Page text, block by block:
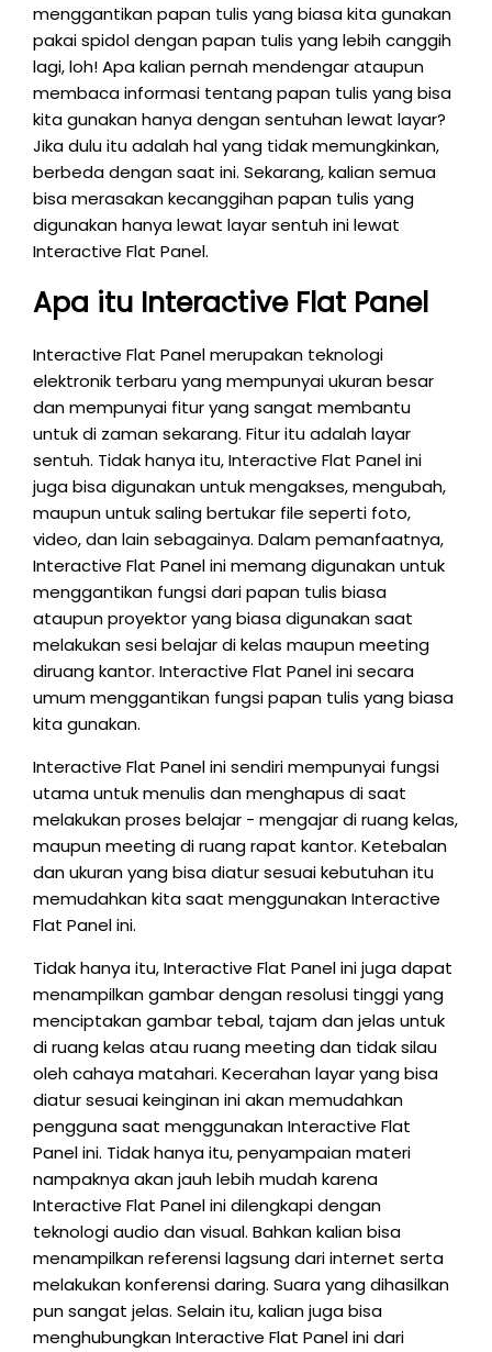
menggantikan papan tulis yang biasa kita gunakan
pakai spidol dengan papan tulis yang lebih canggih
lagi, loh! Apa kalian pernah mendengar ataupun
membaca informasi tentang papan tulis yang bisa
kita gunakan hanya dengan sentuhan lewat layar?
Jika dulu itu adalah hal yang tidak memungkinkan,
berbeda dengan saat ini. Sekarang, kalian semua
bisa merasakan kecanggihan papan tulis yang
digunakan hanya lewat layar sentuh ini lewat
Interactive Flat Panel.
Apa itu Interactive Flat Panel
Interactive Flat Panel merupakan teknologi
elektronik terbaru yang mempunyai ukuran besar
dan mempunyai fitur yang sangat membantu
untuk di zaman sekarang. Fitur itu adalah layar
sentuh. Tidak hanya itu, Interactive Flat Panel ini
juga bisa digunakan untuk mengakses, mengubah,
maupun untuk saling bertukar file seperti foto,
video, dan lain sebagainya. Dalam pemanfaatnya,
Interactive Flat Panel ini memang digunakan untuk
menggantikan fungsi dari papan tulis biasa
ataupun proyektor yang biasa digunakan saat
melakukan sesi belajar di kelas maupun meeting
diruang kantor. Interactive Flat Panel ini secara
umum menggantikan fungsi papan tulis yang biasa
kita gunakan.
Interactive Flat Panel ini sendiri mempunyai fungsi
utama untuk menulis dan menghapus di saat
melakukan proses belajar - mengajar di ruang kelas,
maupun meeting di ruang rapat kantor. Ketebalan
dan ukuran yang bisa diatur sesuai kebutuhan itu
memudahkan kita saat menggunakan Interactive
Flat Panel ini.
Tidak hanya itu, Interactive Flat Panel ini juga dapat
menampilkan gambar dengan resolusi tinggi yang
menciptakan gambar tebal, tajam dan jelas untuk
di ruang kelas atau ruang meeting dan tidak silau
oleh cahaya matahari. Kecerahan layar yang bisa
diatur sesuai keinginan ini akan memudahkan
pengguna saat menggunakan Interactive Flat
Panel ini. Tidak hanya itu, penyampaian materi
nampaknya akan jauh lebih mudah karena
Interactive Flat Panel ini dilengkapi dengan
teknologi audio dan visual. Bahkan kalian bisa
menampilkan referensi lagsung dari internet serta
melakukan konferensi daring. Suara yang dihasilkan
pun sangat jelas. Selain itu, kalian juga bisa
menghubungkan Interactive Flat Panel ini dari